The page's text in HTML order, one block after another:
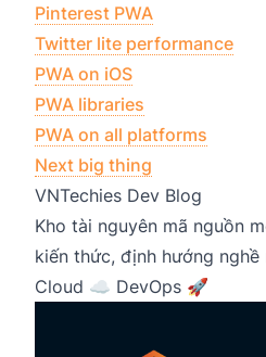
Pinterest PWA
Twitter lite performance
PWA on iOS
PWA libraries
PWA on all platforms
Next big thing
VNTechies Dev Blog
Kho tài nguyên mã nguồn
kiến thức, định hướng
Cloud ☁️ DevOps 🚀